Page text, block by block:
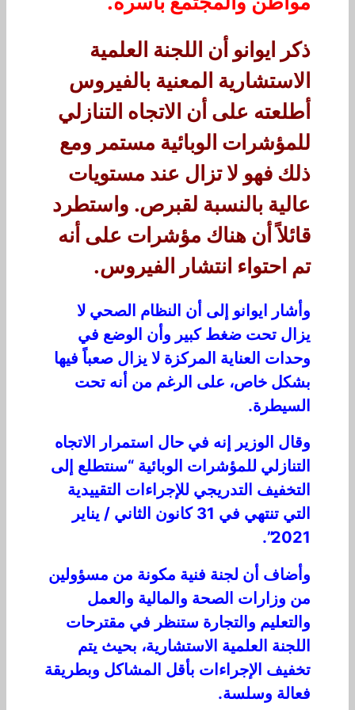
ذكر ايوانو أن اللجنة العلمية
الاستشارية المعنية بالفيروس
أطلعته على أن الاتجاه التنازلي
للمؤشرات الوبائية مستمر ومع
ذلك فهو لا تزال عند مستويات
عالية بالنسبة لقبرص. واستطرد
قائلاً أن هناك مؤشرات على أنه
تم احتواء انتشار الفيروس.
وأشار ايوانو إلى أن النظام الصحي لا
يزال تحت ضغط كبير وأن الوضع في
وحدات العناية المركزة لا يزال صعباً فيها
بشكل خاص، على الرغم من أنه تحت
السيطرة.
وقال الوزير إنه في حال استمرار الاتجاه
التنازلي للمؤشرات الوبائية “سنتطلع إلى
التخفيف التدريجي للإجراءات التقييدية
التي تنتهي في 31 كانون الثاني / يناير
2021”.
وأضاف أن لجنة فنية مكونة من مسؤولين
من وزارات الصحة والمالية والعمل
والتعليم والتجارة ستنظر في مقترحات
اللجنة العلمية الاستشارية، بحيث يتم
تخفيف الإجراءات بأقل المشاكل وبطريقة
فعالة وسلسة.